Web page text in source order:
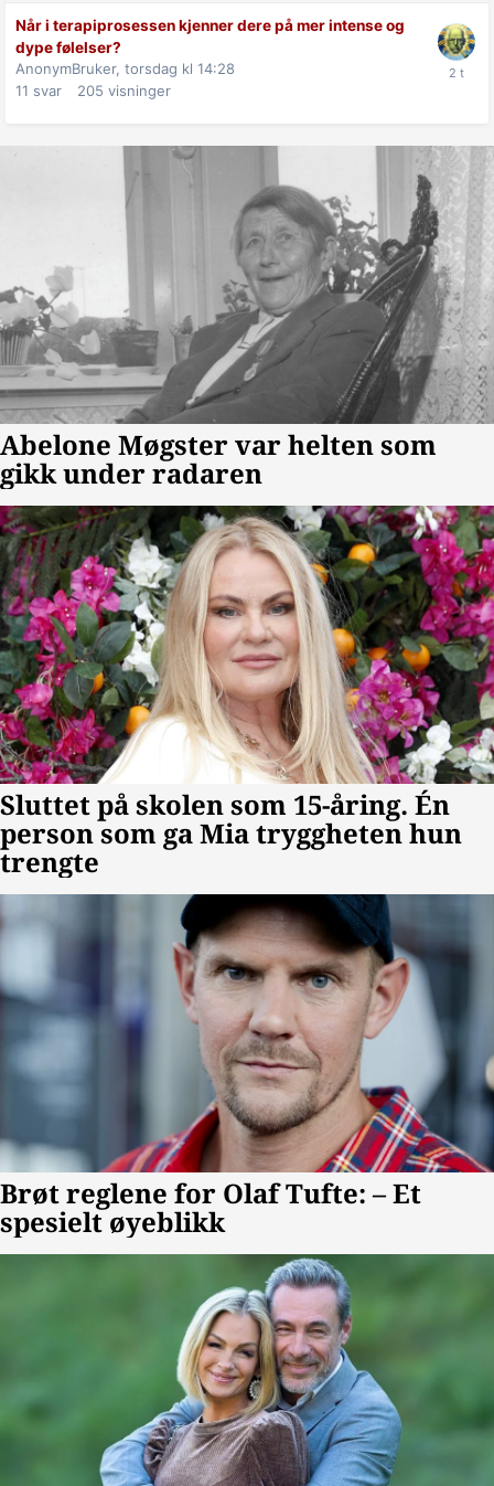
Når i terapiprosessen kjenner dere på mer intense og
dype følelser?
AnonymBruker, torsdag kl 14:28
11 svar 205 visninger